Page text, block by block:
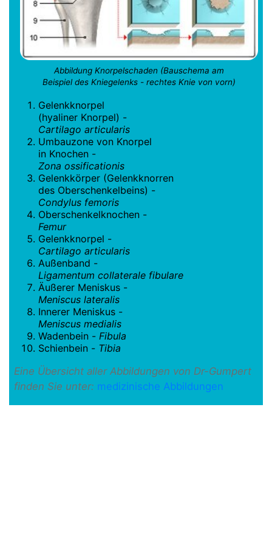
Abbildung Knorpelschaden (Bauschema am
Beispiel des Kniegelenks - rechtes Knie von vorn)
Gelenkknorpel
(hyaliner Knorpel) -
Cartilago articularis
Umbauzone von Knorpel
in Knochen -
Zona ossificationis
Gelenkkörper (Gelenkknorren
des Oberschenkelbeins) -
Condylus femoris
Oberschenkelknochen -
Femur
Gelenkknorpel -
Cartilago articularis
Außenband -
Ligamentum collaterale fibulare
Äußerer Meniskus -
Meniscus lateralis
Innerer Meniskus -
Meniscus medialis
Wadenbein - Fibula
Schienbein - Tibia
Eine Übersicht aller Abbildungen von Dr-Gumpert
finden Sie unter: medizinische Abbildungen